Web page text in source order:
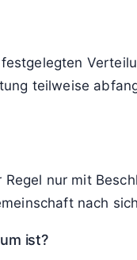
teilweise
nur mit
nach
ist?